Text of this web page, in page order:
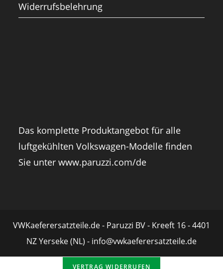
Widerrufsbelehrung
Das komplette Produktangebot für alle
luftgekühlten Volkswagen-Modelle finden
Sie unterwww.paruzzi.com/de
VWKaeferersatzteile.de - Paruzzi BV - Kreeft 16 - 4401
NZ Yerseke (NL) - info@vwkaeferersatzteile.de
VERTRAG WIDERRUFEN